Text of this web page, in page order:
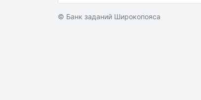
© Банк заданий Широкопояса